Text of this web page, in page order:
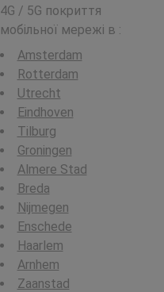
4G / 5G покриття
мобільної мережі в :
Amsterdam
Rotterdam
Utrecht
Eindhoven
Tilburg
Groningen
Almere Stad
Breda
Nijmegen
Enschede
Haarlem
Arnhem
Zaanstad